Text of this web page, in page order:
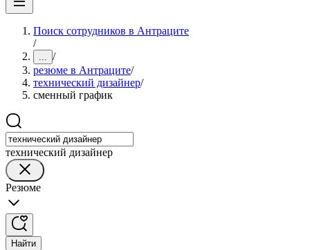
Поиск сотрудников в Антраците
/
... /
резюме в Антраците/
технический дизайнер/
сменный график
технический дизайнер
Резюме
Найти